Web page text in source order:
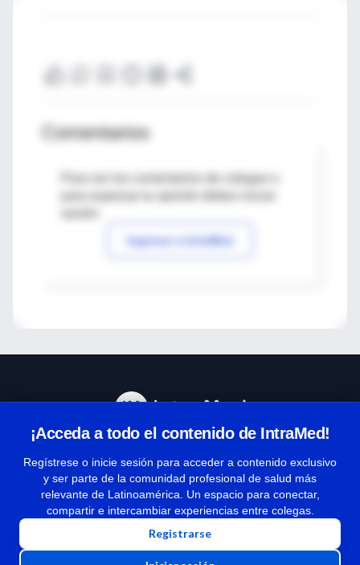
Comentarios
Para ver los comentarios de colegas o
Ingresar a IntraMed
¡Acceda a todo el contenido de IntraMed!
Regístrese o inicie sesión para acceder a contenido exclusivo
y ser parte de la comunidad profesional de salud más
relevante de Latinoamérica. Un espacio para conectar,
compartir e intercambiar experiencias entre colegas.
Registrarse
Términos y condiciones
| Políticas de privacidad
| Todos los derechos reservados | Copyright 1997-2026